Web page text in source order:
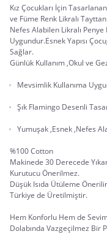
Kız Çocukları İçin
ve Füme Renk Likralı
Nefes Alabilen Likralı
Uygundur.Esnek Yapısı
Sağlar.
Günlük Kullanım ,Okul ve
Mevsimlik Kullanıma
Şık Flamingo Desenli
Yumuşak ,Esnek ,Nefes
%100 Cotton
Makinede 30 Derecede
Kurutucu Önerilmez.
Düşük Isıda Ütüleme
Türkiye de Üretilmiştir.
Hem Konforlu Hem de
Dolabında Vazgeçilmez Bir